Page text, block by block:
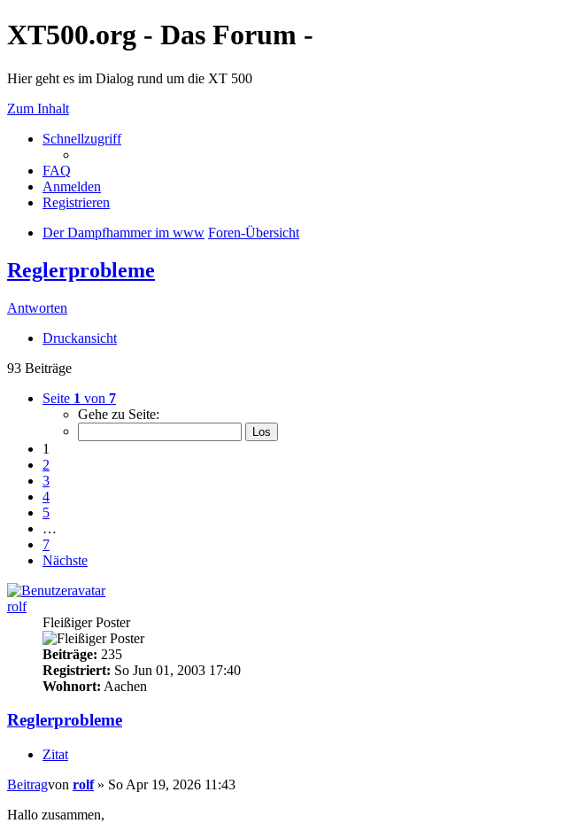
XT500.org - Das Forum -
Hier geht es im Dialog rund um die XT 500
Zum Inhalt
Schnellzugriff
FAQ
Anmelden
Registrieren
Der Dampfhammer im www Foren-Übersicht
Reglerprobleme
Antworten
Druckansicht
93 Beiträge
Seite 1 von 7
Gehe zu Seite:
1
2
3
4
5
…
7
Nächste
rolf
Fleißiger Poster
Beiträge: 235
Registriert: So Jun 01, 2003 17:40
Wohnort: Aachen
Reglerprobleme
Zitat
Beitragvon rolf» So Apr 19, 2026 11:43
Hallo zusammen,